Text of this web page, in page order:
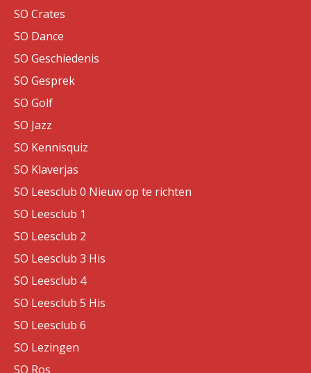
SO Crates
SO Dance
SO Geschiedenis
SO Gesprek
SO Golf
SO Jazz
SO Kennisquiz
SO Klaverjas
SO Leesclub 0 Nieuw op te richten
SO Leesclub 1
SO Leesclub 2
SO Leesclub 3 His
SO Leesclub 4
SO Leesclub 5 His
SO Leesclub 6
SO Lezingen
SO Ros